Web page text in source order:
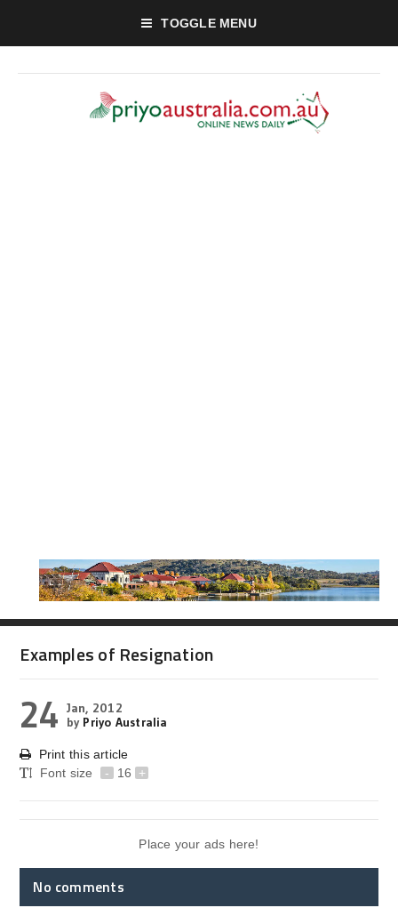
TOGGLE MENU
Examples of Resignation
24 Jan, 2012
by Priyo Australia
Print this article
Font size
- 16 +
Place your ads here!
No comments